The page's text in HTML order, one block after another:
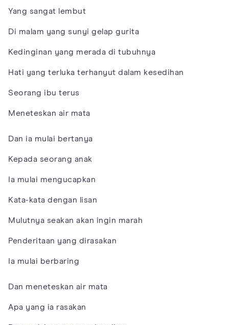
Yang sangat lembut
Di malam yang sunyi gelap gurita
Kedinginan yang merada di tubuhnya
Hati yang terluka terhanyut dalam kesedihan
Seorang ibu terus
Meneteskan air mata
Dan ia mulai bertanya
Kepada seorang anak
Ia mulai mengucapkan
Kata-kata dengan lisan
Mulutnya seakan akan ingin marah
Penderitaan yang dirasakan
Ia mulai berbaring
Dan meneteskan air mata
Apa yang ia rasakan